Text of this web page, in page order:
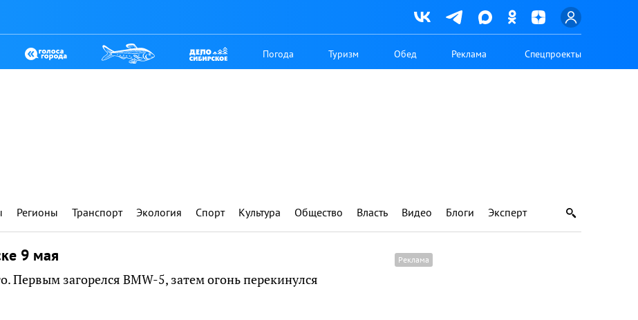
Погода Туризм Обед Реклама Спецпроекты
Регионы Транспорт Экология Спорт Культура Общество Власть Видео Блоги Эксперт
9 мая
Первым загорелся BMW-5, затем огонь перекинулся